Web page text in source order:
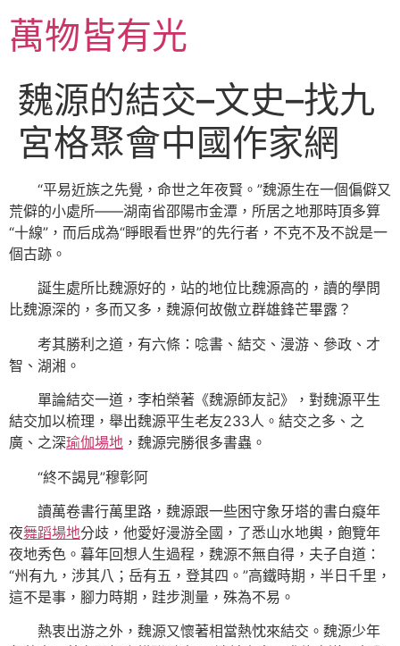
主萬物皆有光
魏源的結交–文史–找九
宮格聚會中國作家網
“平易近族之先覺，命世之年夜賢。”魏源生在一個偏僻又
荒僻的小處所——湖南省邵陽市金潭，所居之地那時頂多算
“十線”，而后成為“睜眼看世界”的先行者，不克不及不說是一
個古跡。
誕生處所比魏源好的，站的地位比魏源高的，讀的學問
比魏源深的，多而又多，魏源何故傲立群雄鋒芒畢露？
考其勝利之道，有六條：唸書、結交、漫游、參政、才
智、湖湘。
單論結交一道，李柏榮著《魏源師友記》，對魏源平生
結交加以梳理，舉出魏源平生老友233人。結交之多、之
廣、之深瑜伽場地 ，魏源完勝很多書蟲。
“終不謁見”穆彰阿
讀萬卷書行萬里路，魏源跟一些困守象牙塔的書白癡年
夜舞蹈場地分歧，他愛好漫游全國，了悉山水地輿，飽覽年
夜地秀色。暮年回想人生過程，魏源不無自得，夫子自道：
“州有九，涉其八；岳有五，登其四。”高鐵時期，半日千里，
這不是事，腳力時期，跬步測量，殊為不易。
熱衷出游之外，魏源又懷著相當熱忱來結交。魏源少年